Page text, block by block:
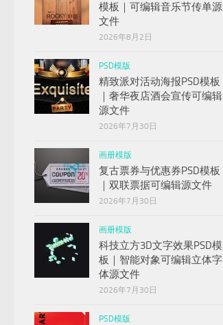
模板｜可编辑音乐节传单源
文件
2026年8月2日
PSD模版
精致派对活动海报PSD模板
｜奢华夜店酒会宣传可编辑
源文件
2026年7月30日
画册模版
复古票券与优惠券PSD模板
｜双联票据可编辑源文件
2026年7月30日
画册模版
科技立方3D文字效果PSD模
板｜智能对象可编辑立体字
体源文件
2026年7月30日
PSD模版